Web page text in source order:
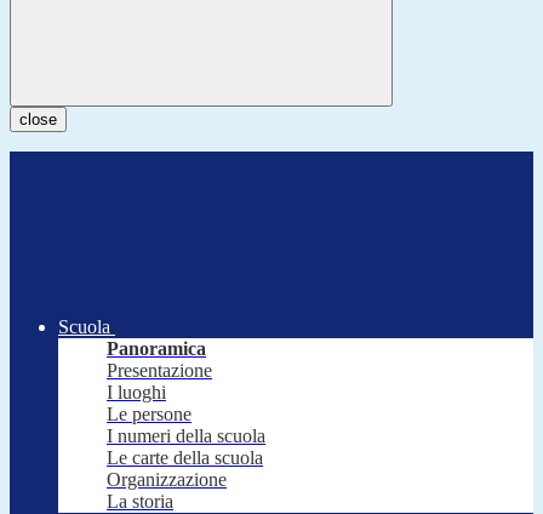
close
Scuola
Panoramica
Presentazione
I luoghi
Le persone
I numeri della scuola
Le carte della scuola
Organizzazione
La storia